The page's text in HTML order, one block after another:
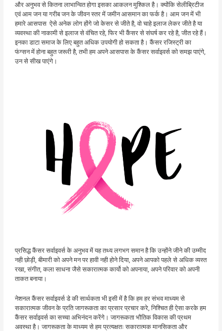
और अनुभव से कितना लाभान्वित होगा इसका आकलन मुश्किल है। क्योंकि सेलीब्रिटीज
एवं आम जन या गरीब जन के जीवन स्तर में जमीन आसमान का फर्क है। आम जन में भी
हमारे आसपास ऐसे अनेक लोग होंगे जो केसर से जीते है, वो चाहे इलाज लेकर जीते है या
व्यवस्था की नाकामी से इलाज से वंचित रहे, फिर भी कैंसर से संघर्ष कर रहे है, जीत रहे हैं।
इनका डाटा समाज के लिए बहुत अधिक उपयोगी हो सकता है। कैंसर रजिस्ट्री का
फंग्सन में होना बहुत जरूरी है, तभी हम अपने आसपास के कैंसर सर्वाइवर्स को समझ पाएंगे,
उन से सीख पाएंगे।
प्रसिद्ध कैंसर सर्वाइवर्स के अनुभव में यह तथ्य लगभग समान है कि उन्होंने जीने की उम्मीद
नही छोड़ी, बीमारी को अपने मन पर हावी नही होने दिया, अपने आपको पहले से अधिक व्यस्त
रखा, संगीत, कला साधना जैसे सकारात्मक कार्यो को अपनाया, अपने परिवार को अपनी
ताकत बनाया।
नेशनल कैंसर सर्वाइवर्स डे की सार्थकता भी इसी में है कि हम हर संभव माध्यम से
सकारात्मक जीवन के प्रति जागरूकता का प्रसार प्रचार करे, निश्चित ही ऐसा करके हम
कैंसर सर्वाइवर्स का सच्चा अभिनंदन करेंगे। जागरूकता भौतिक विकास की प्रथम
अवस्था है। जागरूकता के माध्यम से हम प्रत्यक्षतः सकारात्मक मानसिकता और